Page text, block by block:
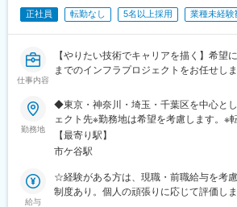
(神戸市営)、阪神国道駅、畝傍駅、南堀端
橋通駅、上塩屋駅、旭橋駅
正社員 転勤なし 5名以上採用 業種未経験
仕事内容
【やりたい技術でキャリアを描く】希望
までのインフラプロジェクトをお任せしま
勤務地
◆東京・神奈川・埼玉・千葉区を中心と
ェクト先※勤務地は希望を考慮します。※
せん。※すべて徒歩10分以内の駅チカオ
ト・在宅勤務はプロジェクトによって異な
【最寄り駅】
市ケ谷駅
給与
☆経験がある方は、現職・前職給与を考
制度あり。個人の頑張りに応じて評価し